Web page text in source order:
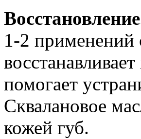
1-2 применений
помогает
Сквалановое
кожей губ.